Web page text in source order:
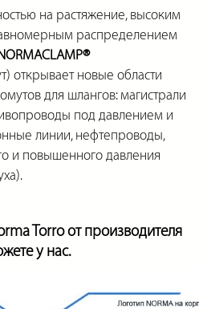
на растяжение, высоким
распределением
открывает новые области
для шлангов: магистрали
под давлением и
линии, нефтепроводы,
и повышенного давления
Torroот производителя
у нас.